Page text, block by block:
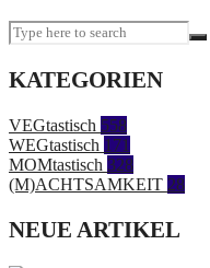
KATEGORIEN
VEGtastisch 558
WEGtastisch 171
MOMtastisch 328
(M)ACHTSAMKEIT 28
NEUE ARTIKEL